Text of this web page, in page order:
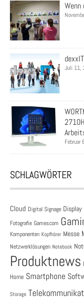
Juli 11,
Februar
SCHLAGWÖRTER
Cloud Digital Signage Display
Fotografie Gamescom
Komponenten Kopfhörer Messe
Netzwerklösungen Notebook
Produktnews
Home Smartphone
Storage